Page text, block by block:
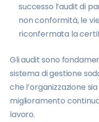
successo l’audit di
non conformità, le
riconfermata la
Gli audit sono
sistema di gestione
che l’organizzazione
miglioramento
lavoro.